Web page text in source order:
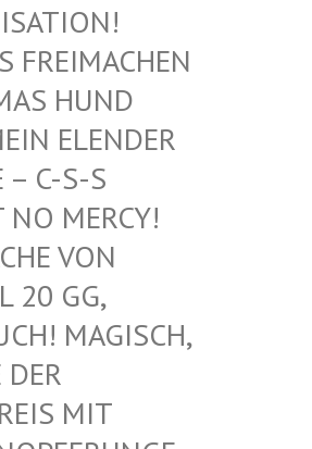
T
–
HUND E
ELENDER S
C-S-S E
MERCY! I
VON A
GG, G
MAGISCH, W
L
MIT M